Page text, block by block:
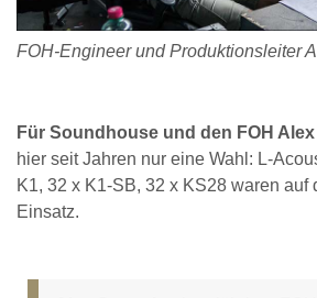
FOH-Engineer und Produktionsleiter
Für Soundhouse und den FOH
hier seit Jahren nur eine Wahl: L-
K1, 32 x K1-SB, 32 x KS28 waren auf
Einsatz.